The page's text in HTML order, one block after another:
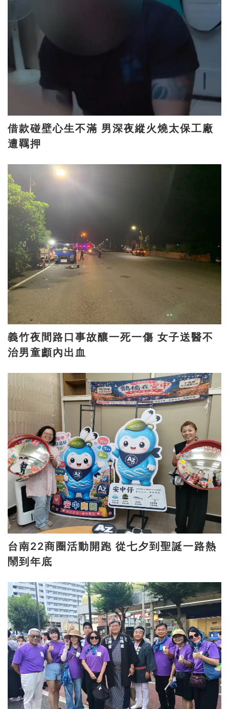
借款碰壁心生不滿 男深夜縱火燒太保工廠
遭羈押
義竹夜間路口事故釀一死一傷 女子送醫不
治男童顱內出血
台南22商圈活動開跑 從七夕到聖誕一路熱
鬧到年底